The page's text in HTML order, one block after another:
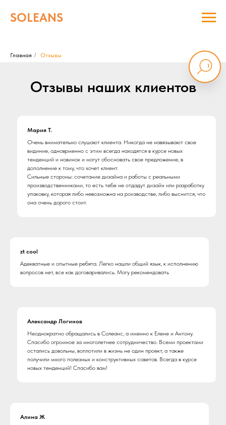
SOLEANS
Главная / Отзывы
Отзывы наших клиентов
Мария Т.
Очень внимательно слушают клиента. Никогда не навязывают свое
видиние, одноврменно с этим всегда находятся в курсе новых
тенденций и новинок и могут обосновать свое предложение, в
дополнение к тому, что хочет клиент.
Сильные стороны: сочетание дизайна и работы с реальными
производственниками, то есть тебе не отдадут дизайн или разработку
упаковку, которая либо невозможна на роизводстве, либо выснится, что
она очень дорого стоит.
zt cool
Адекватные и опытные ребята. Легко нашли общий язык, к исполнению
вопросов нет, все как договаривались. Могу рекомендовать
Александр Логинов
Неоднократно обращались в Солеанс, а именно к Елене и Антону.
Спасибо огромное за многолетнее сотрудничество. Всеми проектами
остались довольны, воплотили в жизнь не один проект, а также
получили много полезных и конструктивных советов. Всегда в курсе
новых тенденций! Спасибо вам!
Алина Ж